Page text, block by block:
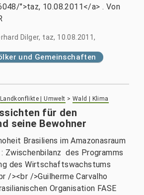
">taz, 10.08.2011</a> . Von
Dilger, taz, 10.08.2011,
und Gemeinschaften
Landkonflikte | Umwelt > Wald | Klima
für den
seine Bewohner
Brasiliens im Amazonasraum
Zwischenbilanz des Programms
des Wirtschaftswachstums
/><br />Guilherme Carvalho
Organisation FASE